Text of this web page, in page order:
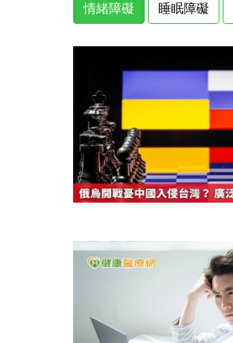
情緒障礙 睡眠障礙